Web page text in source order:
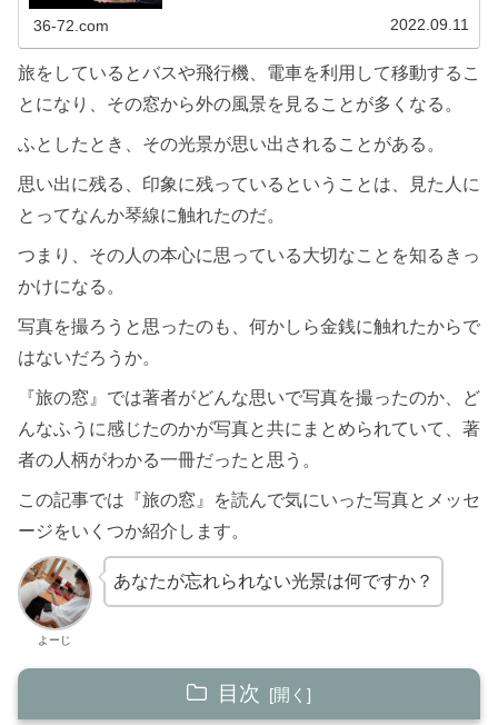
36-72.com 2022.09.11
旅をしているとバスや飛行機、電車を利用して移動するこ
とになり、その窓から外の風景を見ることが多くなる。
ふとしたとき、その光景が思い出されることがある。
思い出に残る、印象に残っているということは、見た人に
とってなんか琴線に触れたのだ。
つまり、その人の本心に思っている大切なことを知るきっ
かけになる。
写真を撮ろうと思ったのも、何かしら金銭に触れたからで
はないだろうか。
『旅の窓』では著者がどんな思いで写真を撮ったのか、ど
んなふうに感じたのかが写真と共にまとめられていて、著
者の人柄がわかる一冊だったと思う。
この記事では『旅の窓』を読んで気にいった写真とメッセ
ージをいくつか紹介します。
よーじ
あなたが忘れられない光景は何ですか？
目次